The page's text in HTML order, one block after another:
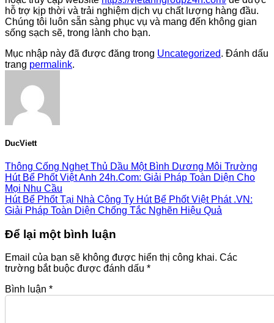
hỗ trợ kịp thời và trải nghiệm dịch vụ chất lượng hàng đầu.
Chúng tôi luôn sẵn sàng phục vụ và mang đến không gian
sống sạch sẽ, trong lành cho bạn.
Mục nhập này đã được đăng trong Uncategorized. Đánh dấu
trang permalink.
DucViett
Thông Cống Nghẹt Thủ Dầu Một Bình Dương Môi Trường
Hút Bể Phốt Việt Anh 24h.Com: Giải Pháp Toàn Diện Cho
Mọi Nhu Cầu
Hút Bể Phốt Tại Nhà Công Ty Hút Bể Phốt Việt Phát .VN:
Giải Pháp Toàn Diện Chống Tắc Nghẽn Hiệu Quả
Để lại một bình luận
Email của bạn sẽ không được hiển thị công khai. Các
trường bắt buộc được đánh dấu *
Bình luận *